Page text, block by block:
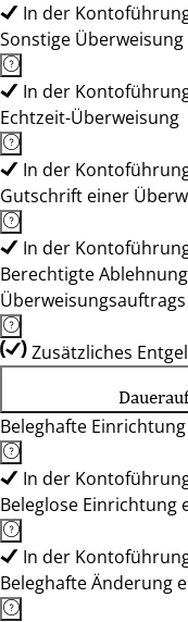
In der
Sonstige
In der
Echtzeit-Überweisung
In der
Gutschrift einer
In der
Berechtigte
Überweisungsauftrags
Zusätzliches
Beleghafte
In der
Beleglose Einrichtung
In der
Beleghafte Änderung